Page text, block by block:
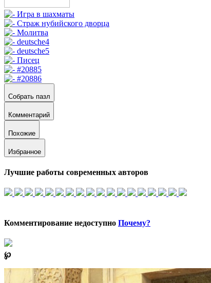
Собрать пазл
Комментарий
Похожие
Избранное
Лучшие работы современных авторов
Комментирование недоступно Почему?
℘